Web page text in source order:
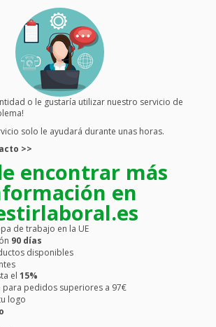
o le gustaría utilizar nuestro servicio de
solo le ayudará durante unas horas.
>>
encontrar más
en
de trabajo en la UE
90 días
disponibles
el 15%
para pedidos superiores a 97€
logo